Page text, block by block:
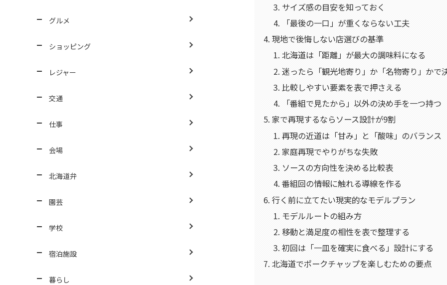
サイズ感の目安を知っておく
「最後の一口」が重くならない工夫
現地で後悔しない店選びの基準
北海道は「距離」が最大の調味料になる
迷ったら「観光地寄り」か「名物寄り」かで
比較しやすい要素を表で押さえる
「番組で見たから」以外の決め手を一つ持つ
家で再現するならソース設計が9割
再現の近道は「甘み」と「酸味」のバランス
家庭再現でやりがちな失敗
ソースの方向性を決める比較表
番組回の情報に触れる導線を作る
行く前に立てたい現実的なモデルプラン
モデルルートの組み方
移動と満足度の相性を表で整理する
初回は「一皿を確実に食べる」設計にする
北海道でポークチャップを楽しむための要点
グルメ
ショッピング
レジャー
交通
仕事
会場
北海道弁
園芸
学校
宿泊施設
暮らし